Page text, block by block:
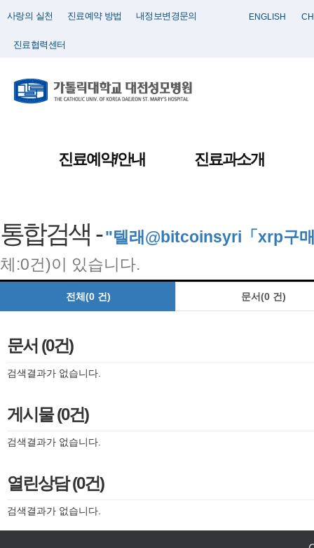
사랑의 실천 진료예약 방법 내정보변경문의
진료협력센터
ENGLISH
진료예약/안내 진료과소개
통합검색 - "텔래@bitcoinsyri「xrp구
체:0건)이 있습니다.
전체(0 건) 문서(0 건)
문서 (0건)
검색결과가 없습니다.
게시물 (0건)
검색결과가 없습니다.
열린상담 (0건)
검색결과가 없습니다.